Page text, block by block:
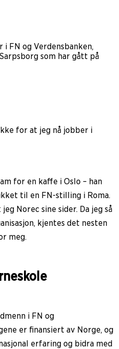
FN og Verdensbanken,
som har gått på
for at jeg nå jobber i
for en kaffe i Oslo – han
til en FN-stilling i Roma.
Norec sine sider. Da jeg så
kjentes det nesten
meg.
i FN og
er finansiert av Norge, og
erfaring og bidra med